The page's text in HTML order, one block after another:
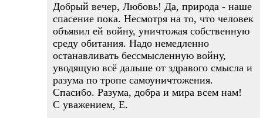
Добрый вечер, Любовь! Да, природа - наше
спасение пока. Несмотря на то, что человек
объявил ей войну, уничтожая собственную
среду обитания. Надо немедленно
останавливать бессмысленную войну,
уводящую всё дальше от здравого смысла и
разума по тропе самоуничтожения.
Спасибо. Разума, добра и мира всем нам!
С уважением, Е.